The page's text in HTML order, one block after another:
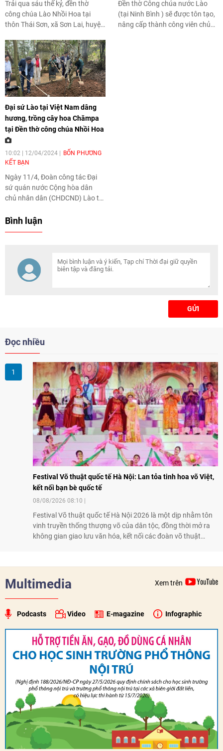
Trải qua sáu thế kỷ, đền thờ
công chúa Lào Nhồi Hoa tại
thôn Thái Sơn, xã Sơn Lai, huyện
chỉ là nơi linh thiêng mà còn là
biểu tượng sống động của tình
hữu nghị Việt - Lào. Gắn liền với
huyền tích về công chúa Nhồi
Hoa, ngôi đền từ lâu đã trở
thành điểm hẹn văn hóa cho
cộng đồng hai nước. Ngày nay,
di tích này còn được kỳ vọng sẽ
phát triển thành điểm du lịch
văn hóa quốc tế, lan tỏa giá trị
văn hóa và tinh thần đoàn kết
giữa hai dân tộc.
Đền thờ Công chúa nước Lào
(tại Ninh Bình ) sẽ được tôn tạo,
nâng cấp thành công viên chủ
Đại sứ Lào tại Việt Nam dâng
hương, trồng cây hoa Chămpa
tại Đền thờ công chúa Nhồi Hoa
10:02 | 12/04/2024
BỐN PHƯƠNG
KẾT BẠN
Ngày 11/4, Đoàn công tác Đại
sứ quán nước Cộng hòa dân
chủ nhân dân (CHDCND) Lào tại
dâng hương và trồng cây hoa
Bình). Đoàn công tác do bà
Khamphao Ernthavanh, Đại sứ
đặc mệnh toàn quyền nước
Bình luận
GỬI
Đọc nhiều
Festival Võ thuật quốc tế Hà Nội: Lan tỏa tinh hoa võ Việt,
kết nối bạn bè quốc tế
08/08/2026 08:10
Festival Võ thuật quốc tế Hà Nội 2026 là một dịp nhằm tôn
vinh truyền thống thượng võ của dân tộc, đồng thời mở ra
không gian giao lưu văn hóa, kết nối các đoàn võ thuật
Multimedia Xem trên
Podcasts Video E-magazine Infographic